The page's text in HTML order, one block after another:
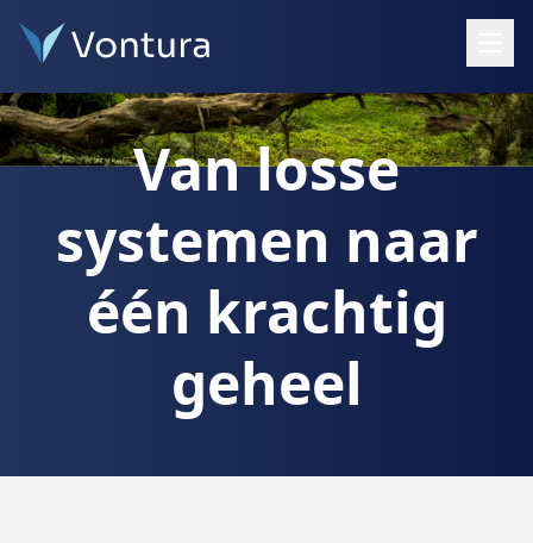
Van losse
systemen naar
één krachtig
geheel